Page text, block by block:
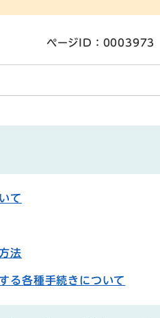
ページID：0003973
て
法
る各種手続きについて